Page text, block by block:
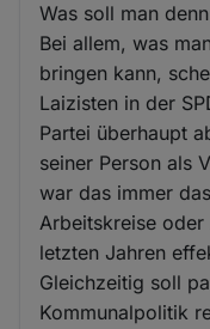
Was soll man
Bei allem, was
bringen kann,
Laizisten in der
Partei überhaupt
seiner Person als
war das immer
Arbeitskreise
letzten Jahren
Gleichzeitig soll
Kommunalpolitik